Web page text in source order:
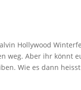
Hollywood
weg. Aber ihr könnt
Wie es dann